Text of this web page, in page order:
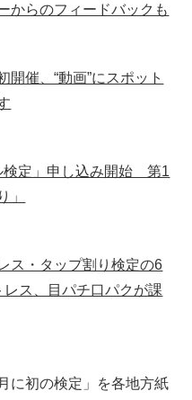
からのフィードバックも
開催、“動画”にスポット
検定」申し込み開始 第1
」
ス・タップ割り検定の6
ス、目パチ口パクが課
に初の検定」を各地方紙